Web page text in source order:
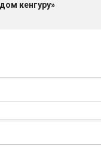
кенгуру»